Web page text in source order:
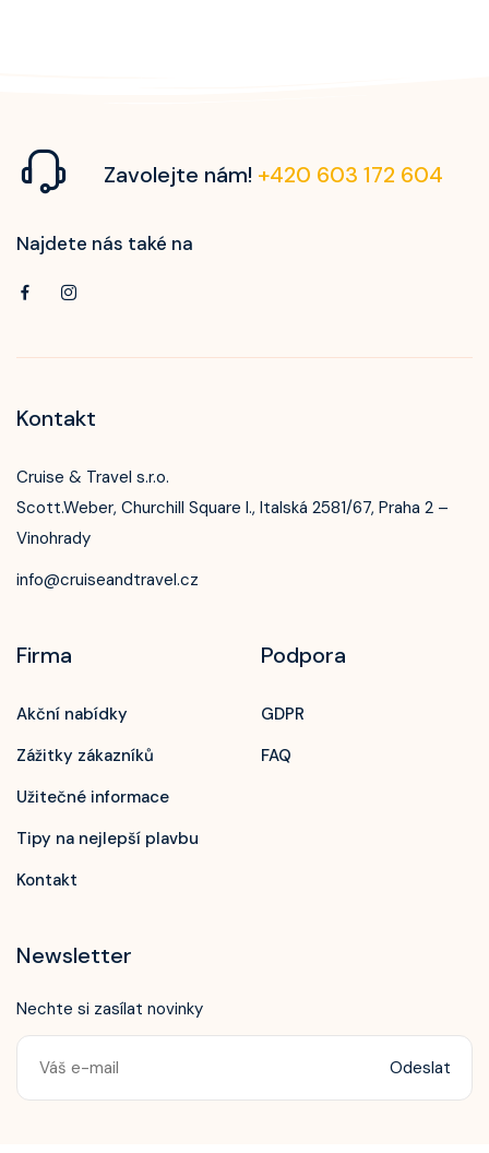
Zavolejte nám!
+420 603 172 604
Zavolejte nám! +420 603 172 604
Najdete nás také na
Kontakt
Cruise & Travel s.r.o.
Scott.Weber, Churchill Square I., Italská 2581/67, Praha 2 –
Vinohrady
info@cruiseandtravel.cz
Firma
Akční nabídky
Zážitky zákazníků
Užitečné informace
Tipy na nejlepší plavbu
Kontakt
Podpora
GDPR
FAQ
Newsletter
Nechte si zasílat novinky
Odeslat